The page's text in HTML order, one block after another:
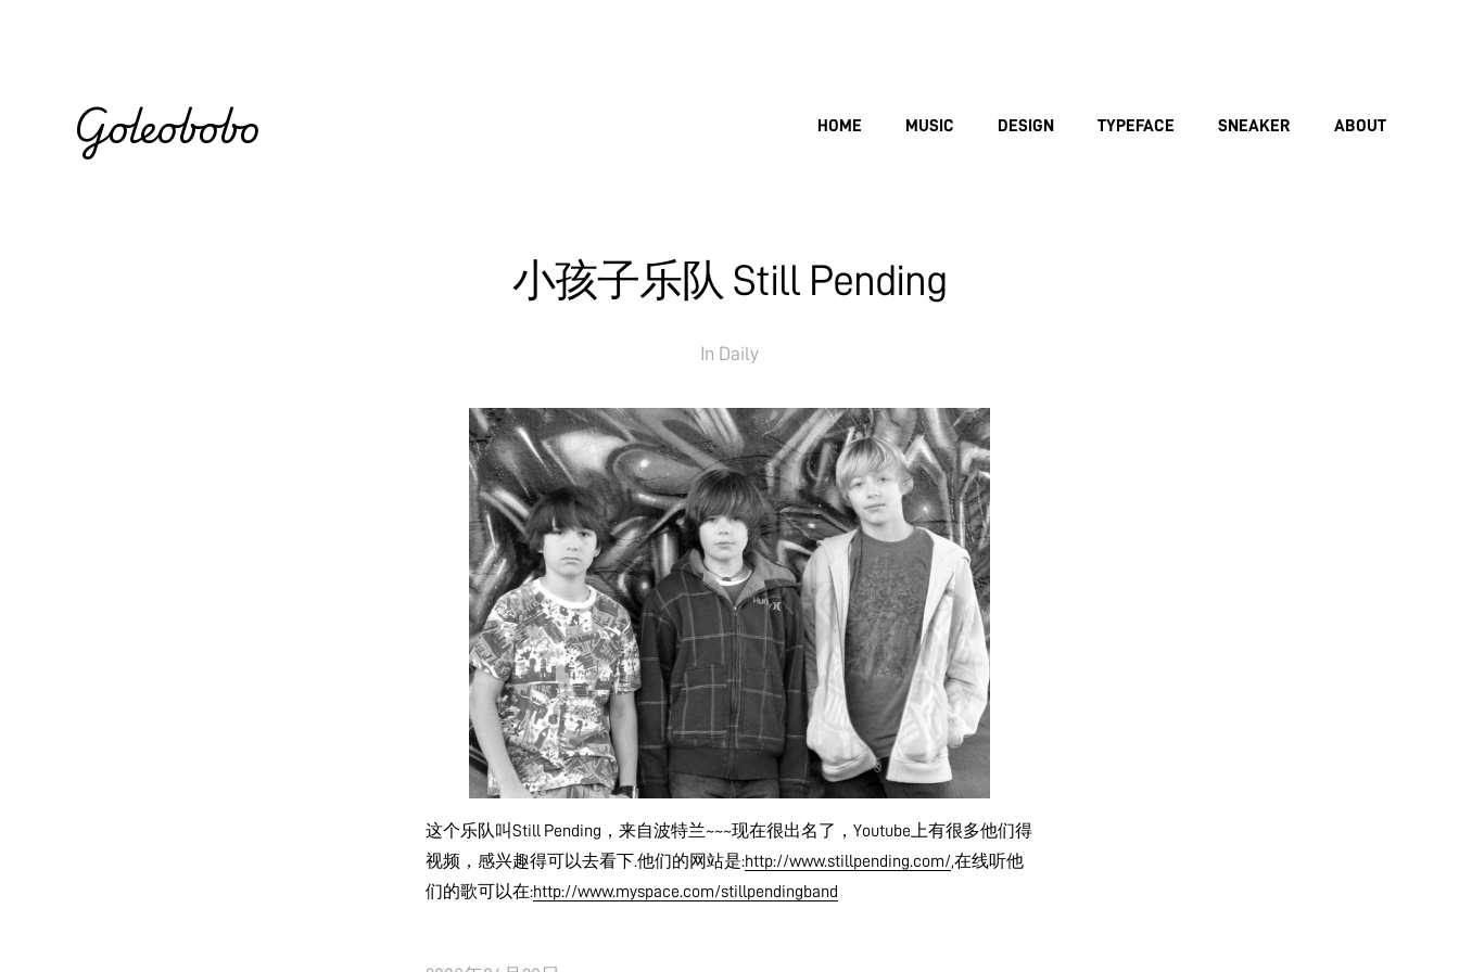
Goleobobo HOME MUSIC DESIGN TYPEFACE SNEAKER ABOUT
小孩子乐队 Still Pending
In Daily
这个乐队叫Still Pending，来自波特兰~~~现在很出名了，Youtube上有很多他们得
视频，感兴趣得可以去看下.他们的网站是:http://www.stillpending.com/,在线听他
们的歌可以在:http://www.myspace.com/stillpendingband